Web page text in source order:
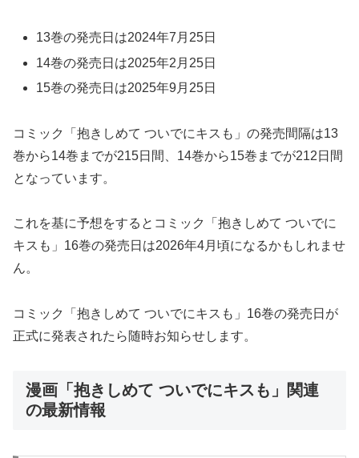
13巻の発売日は2024年7月25日
14巻の発売日は2025年2月25日
15巻の発売日は2025年9月25日
コミック「抱きしめて ついでにキスも」の発売間隔は13
巻から14巻までが215日間、14巻から15巻までが212日間
となっています。
これを基に予想をするとコミック「抱きしめて ついでに
キスも」16巻の発売日は2026年4月頃になるかもしれませ
ん。
コミック「抱きしめて ついでにキスも」16巻の発売日が
正式に発表されたら随時お知らせします。
漫画「抱きしめて ついでにキスも」関連
の最新情報